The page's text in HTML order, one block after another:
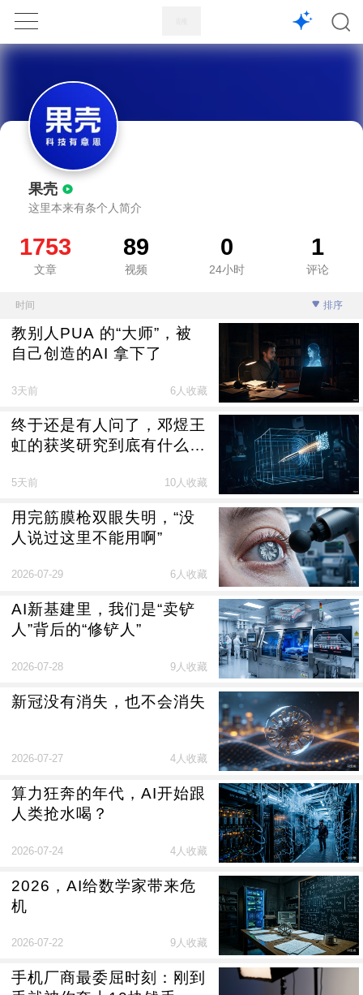
1X
果壳
这里本来有条个人简介
1753
文章
89
视频
0
24小时
1
评论
时间 排序
教别人PUA 的“大师”，被
自己创造的AI 拿下了
3天前 6人收藏
终于还是有人问了，邓煜王
虹的获奖研究到底有什么
5天前 10人收藏
用完筋膜枪双眼失明，“没
人说过这里不能用啊”
2026-07-29 6人收藏
AI新基建里，我们是“卖铲
人”背后的“修铲人”
2026-07-28 9人收藏
新冠没有消失，也不会消失
2026-07-27 4人收藏
算力狂奔的年代，AI开始跟
人类抢水喝？
2026-07-24 4人收藏
2026，AI给数学家带来危
机
2026-07-22 9人收藏
手机厂商最委屈时刻：刚到